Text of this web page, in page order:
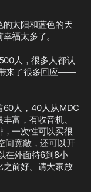
太阳和蓝色的天
福太多了。
人，很多人都认
来了很多回应——
60人，40人从MDC
富，有收音机、
一次性可以买很
间宽敞，还可以开
在外面待6到8小
之前好。请大家放